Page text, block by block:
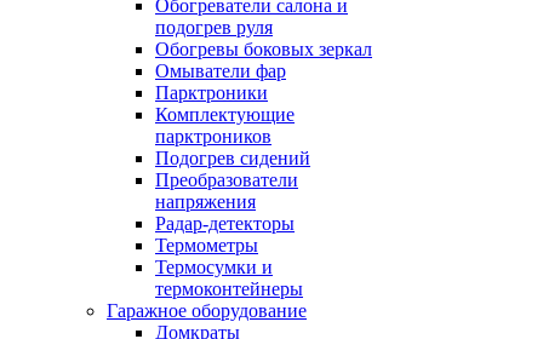
Обогреватели салона и
подогрев руля
Обогревы боковых зеркал
Омыватели фар
Парктроники
Комплектующие
парктроников
Подогрев сидений
Преобразователи
напряжения
Радар-детекторы
Термометры
Термосумки и
термоконтейнеры
Гаражное оборудование
Домкраты